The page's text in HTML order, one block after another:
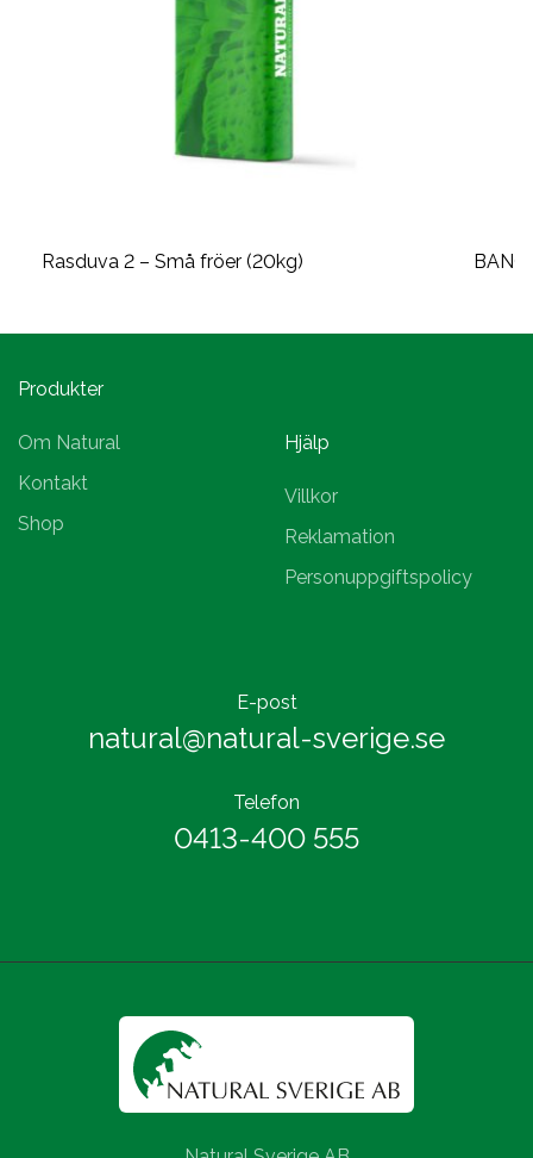
Rasduva 2 – Små fröer (20kg)
Produkter
Om Natural
Kontakt
Shop
Hjälp
Villkor
Reklamation
Personuppgiftspolicy
E-post
natural@natural-sverige.se
Telefon
0413-400 555